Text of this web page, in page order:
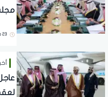
23 ديسمبر 2025 | 04:09 مساءً